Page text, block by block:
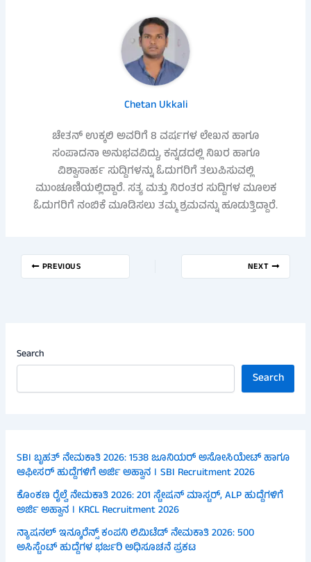
Chetan Ukkali
ಚೇತನ್ ಉಕ್ಕಲಿ ಅವರಿಗೆ 8 ವರ್ಷಗಳ ಲೇಖನ ಹಾಗೂ
ಸಂಪಾದನಾ ಅನುಭವವಿದ್ದು, ಕನ್ನಡದಲ್ಲಿ ನಿಖರ ಹಾಗೂ
ವಿಶ್ವಾಸಾರ್ಹ ಸುದ್ದಿಗಳನ್ನು ಓದುಗರಿಗೆ ತಲುಪಿಸುವಲ್ಲಿ
ಮುಂಚೂಣಿಯಲ್ಲಿದ್ದಾರೆ. ಸತ್ಯ ಮತ್ತು ನಿರಂತರ ಸುದ್ದಿಗಳ ಮೂಲಕ
ಓದುಗರಿಗೆ ನಂಬಿಕೆ ಮೂಡಿಸಲು ತಮ್ಮ ಶ್ರಮವನ್ನು ಹೂಡುತ್ತಿದ್ದಾರೆ.
PREVIOUS NEXT
Search
Search
SBI ಬೃಹತ್ ನೇಮಕಾತಿ 2026: 1538 ಜೂನಿಯರ್ ಅಸೋಸಿಯೇಟ್ ಹಾಗೂ
ಆಫೀಸರ್ ಹುದ್ದೆಗಳಿಗೆ ಅರ್ಜಿ ಅಹ್ವಾನ । SBI Recruitment 2026
ಕೊಂಕಣ ರೈಲ್ವೆ ನೇಮಕಾತಿ 2026: 201 ಸ್ಟೇಷನ್ ಮಾಸ್ಟರ್, ALP ಹುದ್ದೆಗಳಿಗೆ
ಅರ್ಜಿ ಅಹ್ವಾನ । KRCL Recruitment 2026
ನ್ಯಾಷನಲ್ ಇನ್ಶೂರೆನ್ಸ್ ಕಂಪನಿ ಲಿಮಿಟೆಡ್ ನೇಮಕಾತಿ 2026: 500
ಅಸಿಸ್ಟೆಂಟ್ ಹುದ್ದೆಗಳ ಭರ್ಜರಿ ಅಧಿಸೂಚನೆ ಪ್ರಕಟ